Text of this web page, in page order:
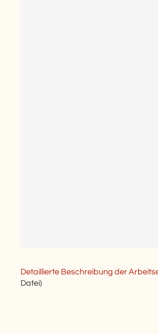
Detaillierte Beschreibung der
Datei)